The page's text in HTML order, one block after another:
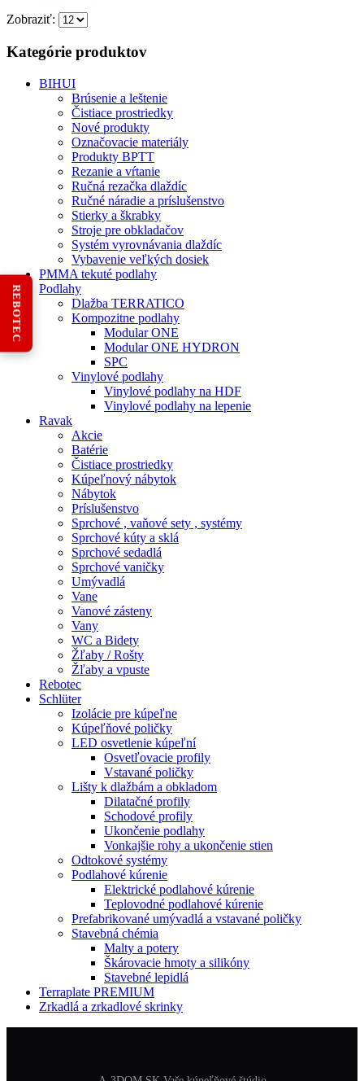
Zobraziť:
Kategórie produktov
BIHUI
Brúsenie a leštenie
Čistiace prostriedky
Nové produkty
Označovacie materiály
Produkty BPTT
Rezanie a vŕtanie
Ručná rezačka dlaždíc
Ručné náradie a príslušenstvo
Stierky a škrabky
Stroje pre obkladačov
Systém vyrovnávania dlaždíc
Vybavenie veľkých dosiek
PMMA tekuté podlahy
Podlahy
Dlažba TERRATICO
Kompozitne podlahy
Modular ONE
Modular ONE HYDRON
SPC
Vinylové podlahy
Vinylové podlahy na HDF
Vinylové podlahy na lepenie
Ravak
Akcie
Batérie
Čistiace prostriedky
Kúpeľnový nábytok
Nábytok
Príslušenstvo
Sprchové , vaňové sety , systémy
Sprchové kúty a sklá
Sprchové sedadlá
Sprchové vaničky
Umývadlá
Vane
Vanové zásteny
Vany
WC a Bidety
Žľaby / Rošty
Žľaby a vpuste
Rebotec
Schlüter
Izolácie pre kúpeľne
Kúpeľňové poličky
LED osvetlenie kúpeľní
Osvetľovacie profily
Vstavané poličky
Lišty k dlažbám a obkladom
Dilatačné profily
Schodové profily
Ukončenie podlahy
Vonkajšie rohy a ukončenie stien
Odtokové systémy
Podlahové kúrenie
Elektrické podlahové kúrenie
Teplovodné podlahové kúrenie
Prefabrikované umývadlá a vstavané poličky
Stavebná chémia
Malty a potery
Škárovacie hmoty a silikóny
Stavebné lepidlá
Terraplate PREMIUM
Zrkadlá a zrkadlové skrinky
REBOTEC